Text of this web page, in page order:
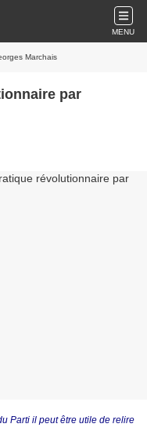
MENU
Marchais
par
Parti il peut être utile de relire